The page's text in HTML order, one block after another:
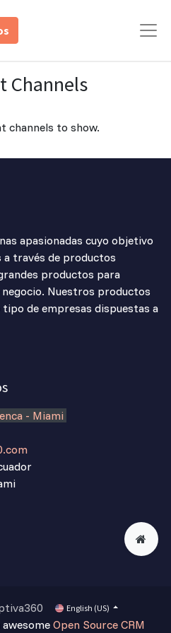
Channels
channels to show.
apasionadas cuyo objetivo
a través de productos
productos para
Nuestros productos
de empresas dispuestas a
- Miami
English (US)
Open Source CRM